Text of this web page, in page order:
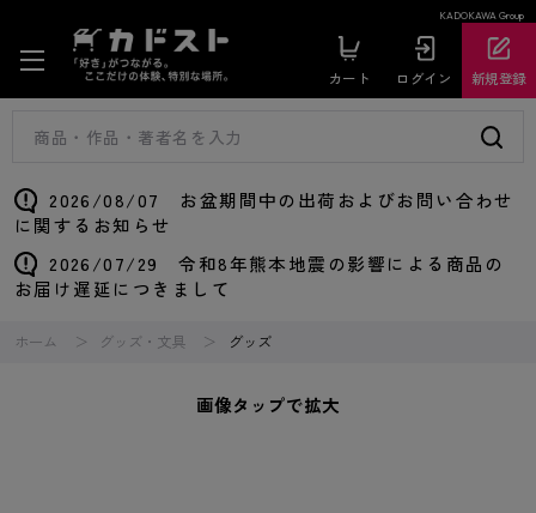
KADOKAWA Group
カート ログイン 新規登録
2026/08/07 お盆期間中の出荷およびお問い合わせ
に関するお知らせ
2026/07/29 令和8年熊本地震の影響による商品の
お届け遅延につきまして
ホーム グッズ・文具 グッズ
画像タップで拡大